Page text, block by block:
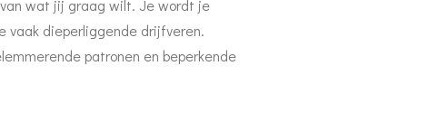
wat jij graag wilt. Je wordt je
vaak dieperliggende drijfveren.
patronen en beperkende